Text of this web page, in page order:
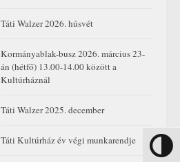
Nagy
Táti Walzer 2026. húsvét
Kormányablak-busz 2026. március 23-
án (hétfő) 13.00-14.00 között a
Kultúrháznál
Táti Walzer 2025. december
Táti Kultúrház év végi munkarendje